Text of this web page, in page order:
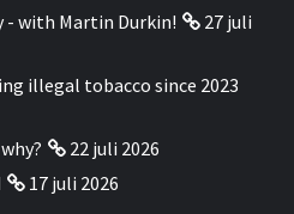
- with Martin Durkin!
27 juli
illegal tobacco since 2023
22 juli 2026
17 juli 2026